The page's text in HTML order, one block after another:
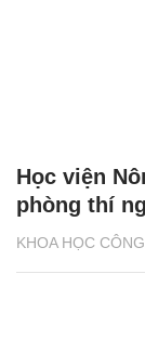
KHOA HỌC
Học viện
phòng thí